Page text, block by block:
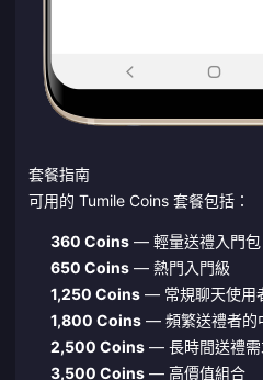
套餐指南
可用的 Tumile Coins 套餐包括：
360 Coins— 輕量送禮入門包
650 Coins— 熱門入門級
1,250 Coins— 常規聊天使用
1,800 Coins— 頻繁送禮者的
2,500 Coins— 長時間送禮需
3,500 Coins— 高價值組合